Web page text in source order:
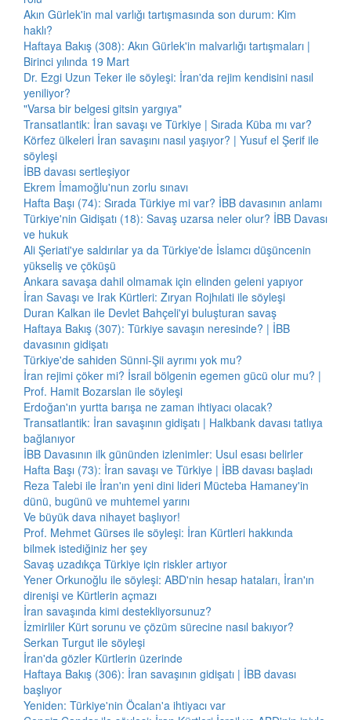
Akın Gürlek'in mal varlığı tartışmasında son durum: Kim
haklı?
Haftaya Bakış (308): Akın Gürlek'in malvarlığı tartışmaları |
Birinci yılında 19 Mart
Dr. Ezgi Uzun Teker ile söyleşi: İran'da rejim kendisini nasıl
yeniliyor?
"Varsa bir belgesi gitsin yargıya"
Transatlantik: İran savaşı ve Türkiye | Sırada Küba mı var?
Körfez ülkeleri İran savaşını nasıl yaşıyor? | Yusuf el Şerif ile
söyleşi
İBB davası sertleşiyor
Ekrem İmamoğlu'nun zorlu sınavı
Hafta Başı (74): Sırada Türkiye mi var? İBB davasının anlamı
Türkiye'nin Gidişatı (18): Savaş uzarsa neler olur? İBB Davası
ve hukuk
Ali Şeriati'ye saldırılar ya da Türkiye'de İslamcı düşüncenin
yükseliş ve çöküşü
Ankara savaşa dahil olmamak için elinden geleni yapıyor
İran Savaşı ve Irak Kürtleri: Zıryan Rojhılati ile söyleşi
Duran Kalkan ile Devlet Bahçeli'yi buluşturan savaş
Haftaya Bakış (307): Türkiye savaşın neresinde? | İBB
davasının gidişatı
Türkiye'de sahiden Sünni-Şii ayrımı yok mu?
İran rejimi çöker mi? İsrail bölgenin egemen gücü olur mu? |
Prof. Hamit Bozarslan ile söyleşi
Erdoğan'ın yurtta barışa ne zaman ihtiyacı olacak?
Transatlantik: İran savaşının gidişatı | Halkbank davası tatlıya
bağlanıyor
İBB Davasının ilk gününden izlenimler: Usul esası belirler
Hafta Başı (73): İran savaşı ve Türkiye | İBB davası başladı
Reza Talebi ile İran'ın yeni dini lideri Mücteba Hamaney'in
dünü, bugünü ve muhtemel yarını
Ve büyük dava nihayet başlıyor!
Prof. Mehmet Gürses ile söyleşi: İran Kürtleri hakkında
bilmek istediğiniz her şey
Savaş uzadıkça Türkiye için riskler artıyor
Yener Orkunoğlu ile söyleşi: ABD'nin hesap hataları, İran'ın
direnişi ve Kürtlerin açmazı
İran savaşında kimi destekliyorsunuz?
İzmirliler Kürt sorunu ve çözüm sürecine nasıl bakıyor?
Serkan Turgut ile söyleşi
İran'da gözler Kürtlerin üzerinde
Haftaya Bakış (306): İran savaşının gidişatı | İBB davası
başlıyor
Yeniden: Türkiye'nin Öcalan'a ihtiyacı var